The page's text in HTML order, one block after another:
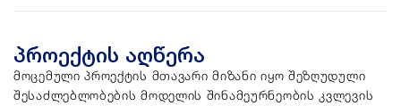
პროექტის აღწერა
მოცემული პროექტის მთავარი მიზანი იყო შეზღუდული
შესაძლებლობების მოდელის შინამეურნეობის კვლევის